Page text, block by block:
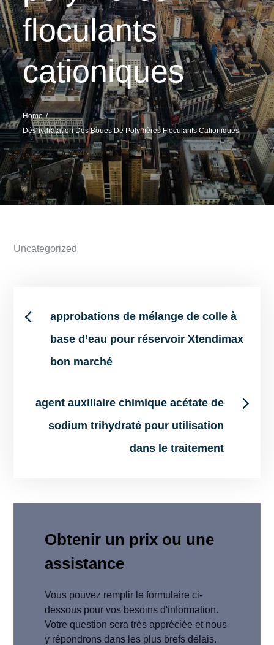
floculants
cationiques
Home
Déshydratation Des Boues De Polymères Floculants Cationiques
Uncategorized
Post
navigation
approbations de mélange de colle à
base d’eau pour réservoir Xtendimax
bon marché
agent auxiliaire chimique acétate de
sodium trihydraté pour utilisation
dans le traitement
Obtenir un prix ou une
assistance
Vous pouvez remplir le formulaire ci-
dessous pour vos besoins d'information.
Votre question sera très appréciée et nous
y répondrons dans les plus brefs délais.